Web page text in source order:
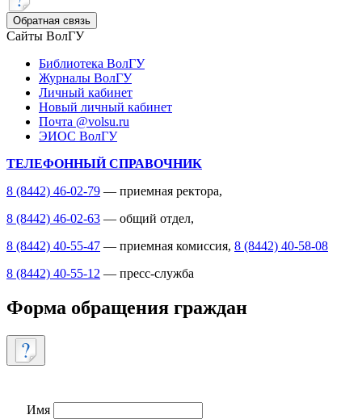
Обратная связь
Сайты ВолГУ
Библиотека ВолГУ
Журналы ВолГУ
Личный кабинет
Новый личный кабинет
Почта @volsu.ru
ЭИОС ВолГУ
ТЕЛЕФОННЫЙ СПРАВОЧНИК
8 (8442) 46-02-79 — приемная ректора,
8 (8442) 46-02-63 — общий отдел,
8 (8442) 40-55-47 — приемная комиссия, 8 (8442) 40-58-08
8 (8442) 40-55-12 — пресс-служба
Форма обращения граждан
Имя